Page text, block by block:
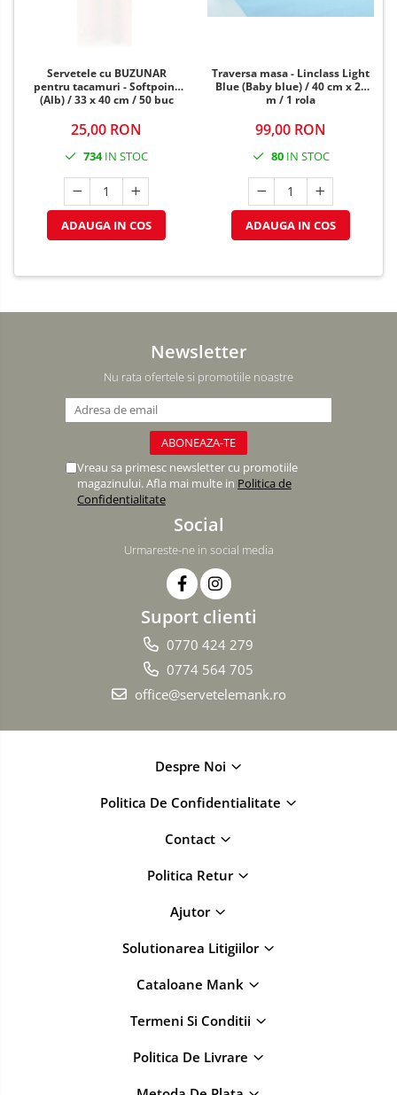
Servetele cu BUZUNAR
pentru tacamuri - Softpoint
(Alb) / 33 x 40 cm / 50 buc
25,00 RON
734IN STOC
ADAUGA IN COS
Traversa masa - Linclass Light
Blue (Baby blue) / 40 cm x 24
m / 1 rola
99,00 RON
80IN STOC
ADAUGA IN COS
Newsletter
Nu rata ofertele si promotiile noastre
Vreau sa primesc newsletter cu promotiile
magazinului. Afla mai multe in Politica de
Confidentialitate
Social
Urmareste-ne in social media
Suport clienti
0770 424 279
0774 564 705
office@servetelemank.ro
Despre Noi
Politica De Confidentialitate
Contact
Politica Retur
Ajutor
Solutionarea Litigiilor
Cataloane Mank
Termeni Si Conditii
Politica De Livrare